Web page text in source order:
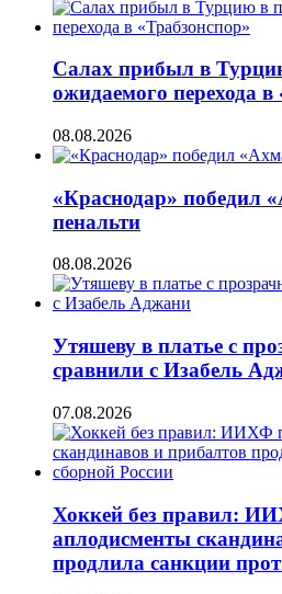
Салах прибыл в
ожидаемого перехода в
08.08.2026
«Краснодар» победил
пенальти
08.08.2026
Утяшеву в платье с
сравнили с Изабель
07.08.2026
Хоккей без правил:
аплодисменты
продлила санкции